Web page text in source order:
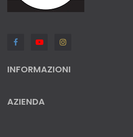
INFORMAZIONI
AZIENDA